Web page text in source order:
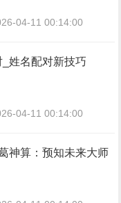
04-11 00:14:00
姓名配对新技巧
04-11 00:14:00
神算：预知未来大师